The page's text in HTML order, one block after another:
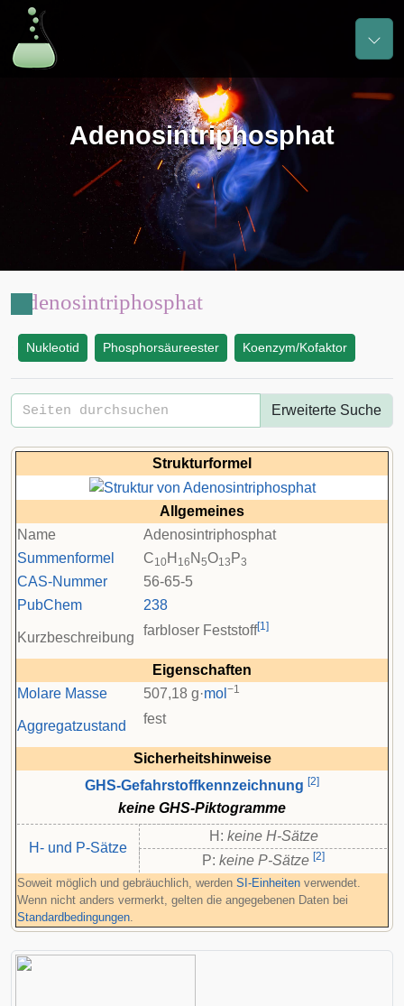
Adenosintriphosphat
Adenosintriphosphat
Nukleotid Phosphorsäureester Koenzym/Kofaktor
Erweiterte Suche
Strukturformel
Allgemeines
Name
Adenosintriphosphat
Summenformel
C10H 16 N 5O13 P3
CAS-Nummer
56-65-5
PubChem
238
Kurzbeschreibung farbloser Feststoff[1]
Eigenschaften
Molare Masse
507,18 g·mol −1
Aggregatzustand fest
Sicherheitshinweise
GHS-Gefahrstoffkennzeichnung [2]
keine GHS-Piktogramme
H- und P-Sätze
H: keine H-Sätze
P: keine P-Sätze [2]
Soweit möglich und gebräuchlich, werden SI-Einheiten verwendet.
Wenn nicht anders vermerkt, gelten die angegebenen Daten bei
Standardbedingungen.